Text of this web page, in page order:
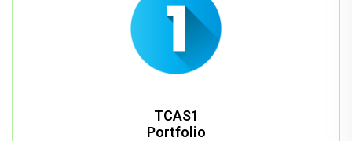
TCAS1
Portfolio